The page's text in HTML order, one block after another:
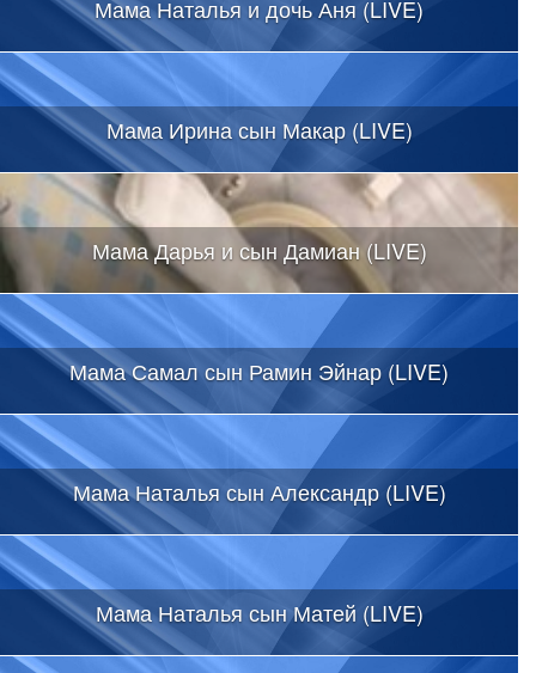
Мама Наталья и дочь Аня (LIVE)
Мама Ирина сын Макар (LIVE)
Мама Дарья и сын Дамиан (LIVE)
Мама Самал сын Рамин Эйнар (LIVE)
Мама Наталья сын Александр (LIVE)
Мама Наталья сын Матей (LIVE)